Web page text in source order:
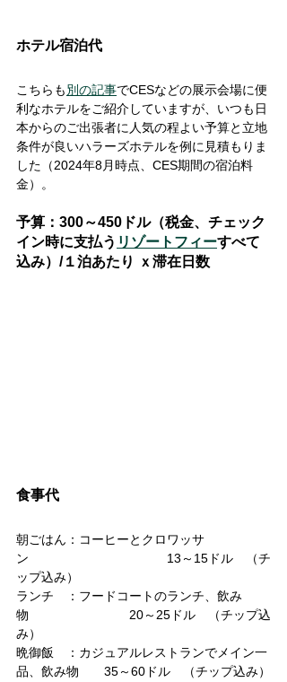
ホテル宿泊代
こちらも別の記事でCESなどの展示会場に便
利なホテルをご紹介していますが、いつも日
本からのご出張者に人気の程よい予算と立地
条件が良いハラーズホテルを例に見積もりま
した（2024年8月時点、CES期間の宿泊料
金）。
予算：300～450ドル（税金、チェック
イン時に支払う リゾートフィーすべて
込み）/１泊あたり ｘ滞在日数
食事代
朝ごはん：コーヒーとクロワッサ
ン　　　　　　　　　　　13～15ドル　（チ
ップ込み）
ランチ　：フードコートのランチ、飲み
物　　　　　　　　20～25ドル　（チップ込
み）
晩御飯　：カジュアルレストランでメイン一
品、飲み物　　35～60ドル　（チップ込み）